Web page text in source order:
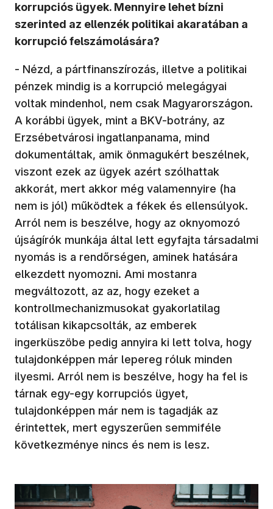
korrupciós ügyek. Mennyire lehet bízni
szerinted az ellenzék politikai akaratában a
korrupció felszámolására?
- Nézd, a pártfinanszírozás, illetve a politikai
pénzek mindig is a korrupció melegágyai
voltak mindenhol, nem csak Magyarországon.
A korábbi ügyek, mint a BKV-botrány, az
Erzsébetvárosi ingatlanpanama, mind
dokumentáltak, amik önmagukért beszélnek,
viszont ezek az ügyek azért szólhattak
akkorát, mert akkor még valamennyire (ha
nem is jól) működtek a fékek és ellensúlyok.
Arról nem is beszélve, hogy az oknyomozó
újságírók munkája által lett egyfajta társadalmi
nyomás is a rendőrségen, aminek hatására
elkezdett nyomozni. Ami mostanra
megváltozott, az az, hogy ezeket a
kontrollmechanizmusokat gyakorlatilag
totálisan kikapcsolták, az emberek
ingerküszöbe pedig annyira ki lett tolva, hogy
tulajdonképpen már lepereg róluk minden
ilyesmi. Arról nem is beszélve, hogy ha fel is
tárnak egy-egy korrupciós ügyet,
tulajdonképpen már nem is tagadják az
érintettek, mert egyszerűen semmiféle
következménye nincs és nem is lesz.